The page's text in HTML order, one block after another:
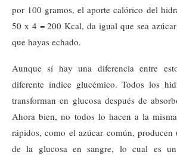
por 100 gramos, el aporte calórico del
50 x 4 = 200 Kcal, da igual que sea
que hayas echado.
Aunque sí hay una diferencia entre
diferente índice glucémico. Todos los
transforman en glucosa después de
Ahora bien, no todos lo hacen a la
rápidos, como el azúcar común, producen
de la glucosa en sangre, lo cual es